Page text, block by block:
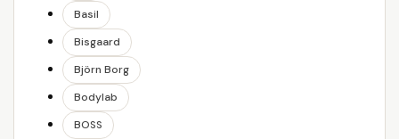
Basil
Bisgaard
Björn Borg
Bodylab
BOSS